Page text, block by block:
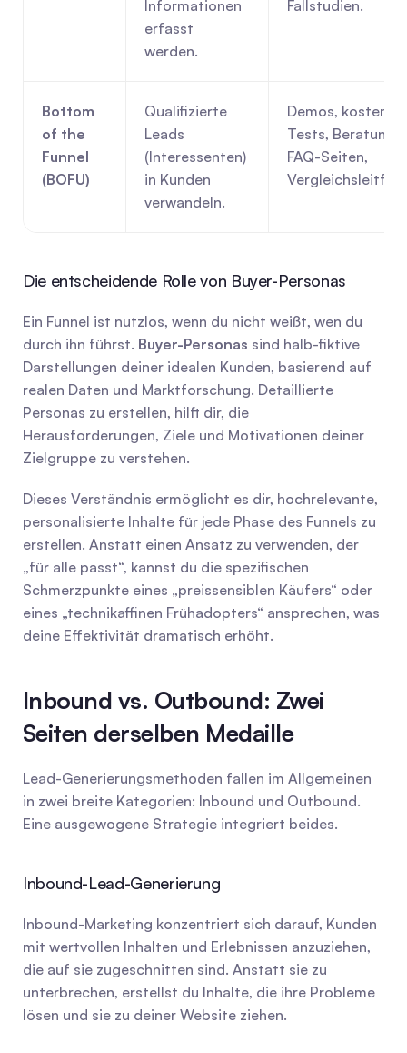
Informationen
erfasst
werden.
Fallstudien.
Bottom
of the
Funnel
(BOFU)
Qualifizierte
Leads
(Interessenten)
in Kunden
verwandeln.
Demos,
Tests,
FAQ-Seiten,
Die entscheidende Rolle von Buyer-Personas
Ein Funnel ist nutzlos, wenn du nicht weißt, wen du
durch ihn führst. Buyer-Personas sind halb-fiktive
Darstellungen deiner idealen Kunden, basierend auf
realen Daten und Marktforschung. Detaillierte
Personas zu erstellen, hilft dir, die
Herausforderungen, Ziele und Motivationen deiner
Zielgruppe zu verstehen.
Dieses Verständnis ermöglicht es dir, hochrelevante,
personalisierte Inhalte für jede Phase des Funnels zu
erstellen. Anstatt einen Ansatz zu verwenden, der
„für alle passt“, kannst du die spezifischen
Schmerzpunkte eines „preissensiblen Käufers“ oder
eines „technikaffinen Frühadopters“ ansprechen, was
deine Effektivität dramatisch erhöht.
Inbound vs. Outbound: Zwei
Seiten derselben Medaille
Lead-Generierungsmethoden fallen im Allgemeinen
in zwei breite Kategorien: Inbound und Outbound.
Eine ausgewogene Strategie integriert beides.
Inbound-Lead-Generierung
Inbound-Marketing konzentriert sich darauf, Kunden
mit wertvollen Inhalten und Erlebnissen anzuziehen,
die auf sie zugeschnitten sind. Anstatt sie zu
unterbrechen, erstellst du Inhalte, die ihre Probleme
lösen und sie zu deiner Website ziehen.